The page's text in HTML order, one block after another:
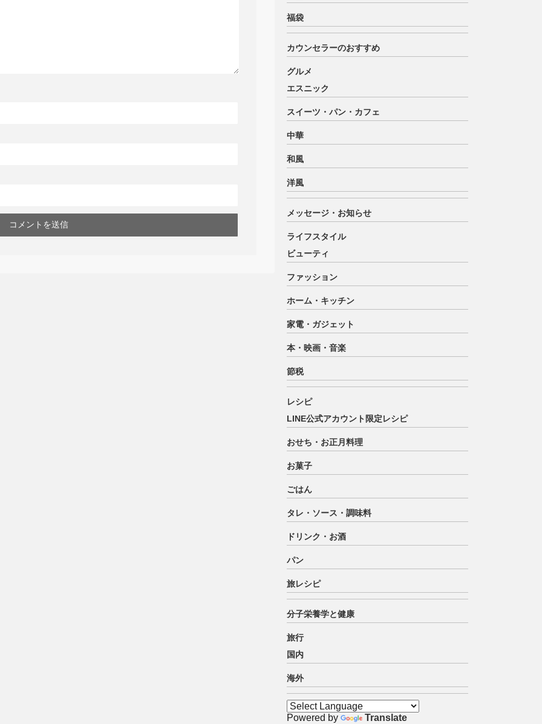
福袋
カウンセラーのおすすめ
グルメ
エスニック
スイーツ・パン・カフェ
中華
和風
洋風
メッセージ・お知らせ
ライフスタイル
ビューティ
ファッション
ホーム・キッチン
家電・ガジェット
本・映画・音楽
節税
レシピ
LINE公式アカウント限定レシピ
おせち・お正月料理
お菓子
ごはん
タレ・ソース・調味料
ドリンク・お酒
パン
旅レシピ
分子栄養学と健康
旅行
国内
海外
Powered by Translate